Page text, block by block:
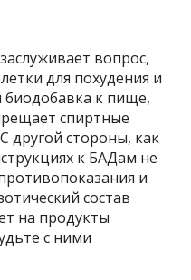
вопрос,
для похудения и
биодобавка к пище,
спиртные
другой стороны, как
к БАДам не
и
состав
на продукты
с ними